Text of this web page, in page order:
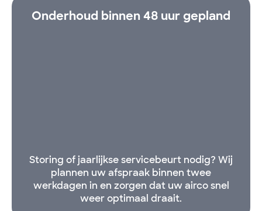
Onderhoud binnen 48 uur gepland
Storing of jaarlijkse servicebeurt nodig? Wij
plannen uw afspraak binnen twee
werkdagen in en zorgen dat uw airco snel
weer optimaal draait.